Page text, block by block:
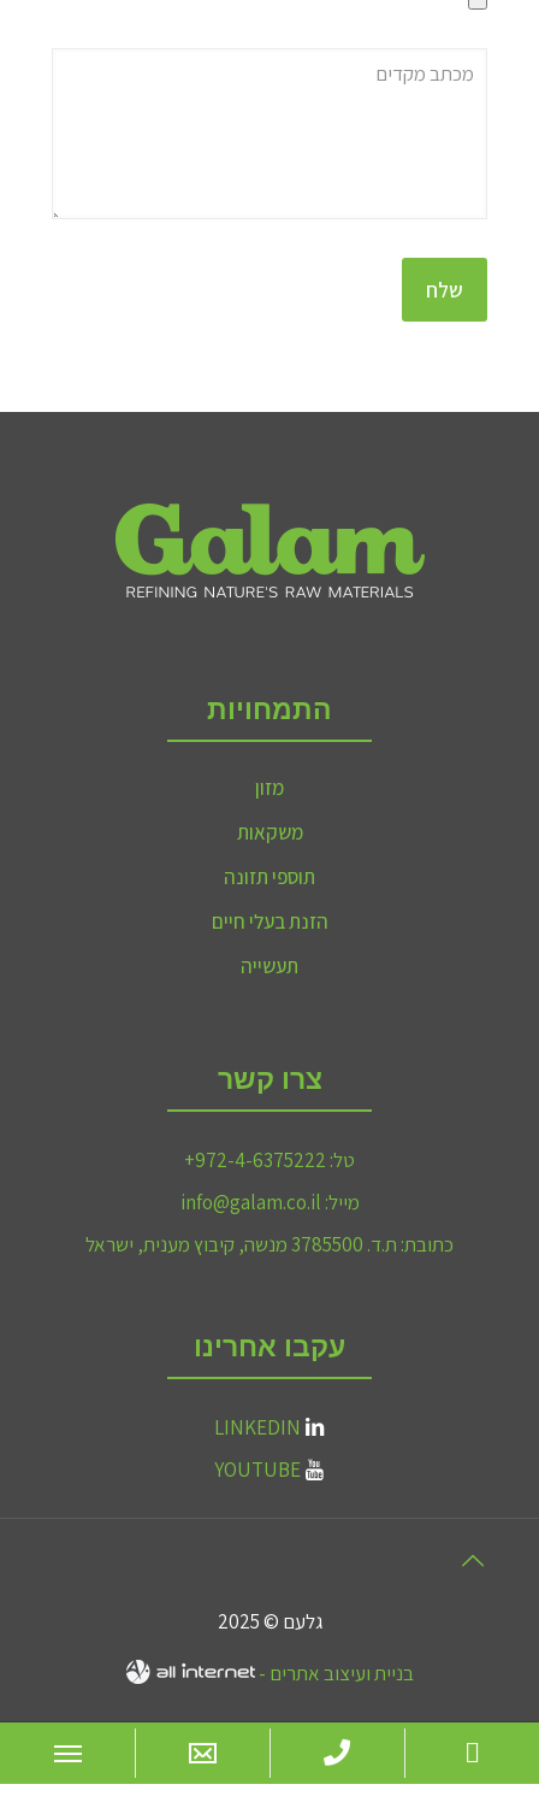
התמחויות
מזון
משקאות
תוספי תזונה
הזנת בעלי חיים
תעשייה
צרו קשר
טל: 972-4-6375222+
מייל: info@galam.co.il
כתובת: ת.ד. 3785500 מנשה, קיבוץ מענית, ישראל
עקבו אחרינו
LINKEDIN
YOUTUBE
גלעם © 2025
בניית ועיצוב אתרים -